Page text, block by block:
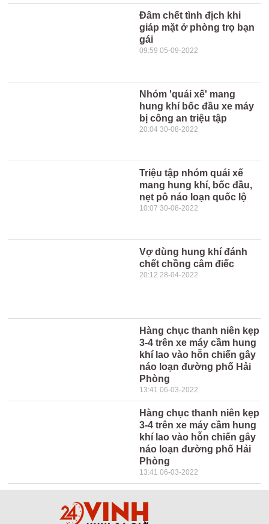
Đâm chết tình địch khi
giáp mặt ở phòng trọ bạn
gái
09:59 05-09-2022
Nhóm 'quái xế' mang
hung khí bốc đầu xe máy
bị công an triệu tập
20:04 30-08-2022
Triệu tập nhóm quái xế
mang hung khí, bốc đầu,
nẹt pô náo loạn quốc lộ
10:07 30-08-2022
Vợ dùng hung khí đánh
chết chồng câm điếc
20:12 28-04-2022
Hàng chục thanh niên kẹp
3-4 trên xe máy cầm hung
khí lao vào hỗn chiến gây
náo loạn đường phố Hải
Phòng
13:41 06-03-2022
Hàng chục thanh niên kẹp
3-4 trên xe máy cầm hung
khí lao vào hỗn chiến gây
náo loạn đường phố Hải
Phòng
13:41 06-03-2022